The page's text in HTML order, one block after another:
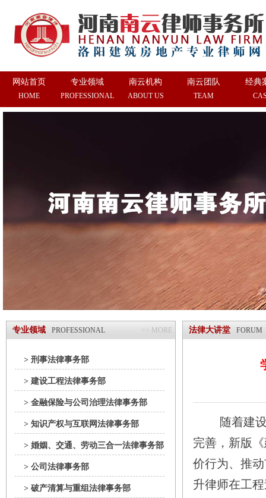
网站首页
HOME
专业领域
PROFESSIONAL
南云机构
ABOUT US
南云团队
TEAM
经典
专业领域 PROFESSIONAL >> MORE
> 刑事法律事务部
> 建设工程法律事务部
> 金融保险与公司治理法律事务部
> 知识产权与互联网法律事务部
> 婚姻、交通、劳动三合一法律事务部
> 公司法律事务部
> 破产清算与重组法律事务部
法律大讲堂 FORUM
随着建
完善，新版
价行为、推
升律师在工